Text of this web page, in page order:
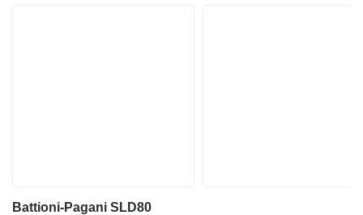
Battioni-Pagani SLD80